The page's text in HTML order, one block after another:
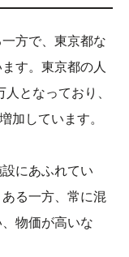
方で、東京都な
す。東京都の人
となっており、
加しています。
にあふれてい
る一方、常に混
物価が高いな